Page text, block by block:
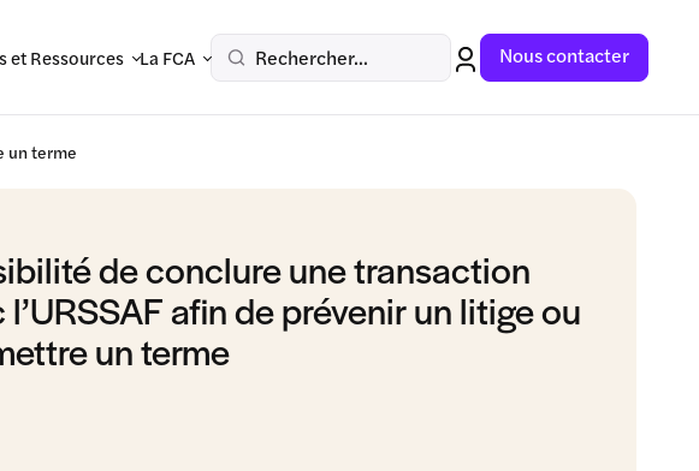
et Ressources La FCA Rechercher... Nous contacter
un terme
de conclure une transaction
l’URSSAF afin de prévenir un litige ou
un terme